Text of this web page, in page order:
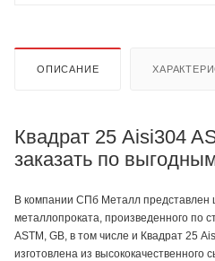
ОПИСАНИЕ
Квадрат 25 Aisi304
заказать по
В компании СПб Металл представлен
металлопроката, произведенного по
ASTM, GB, в том числе и Квадрат 25
изготовлена из высококачественного